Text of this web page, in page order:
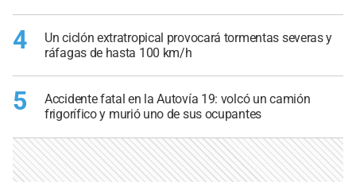
4
Un ciclón extratropical provocará tormentas severas y
ráfagas de hasta 100 km/h
5
Accidente fatal en la Autovía 19: volcó un camión
frigorífico y murió uno de sus ocupantes